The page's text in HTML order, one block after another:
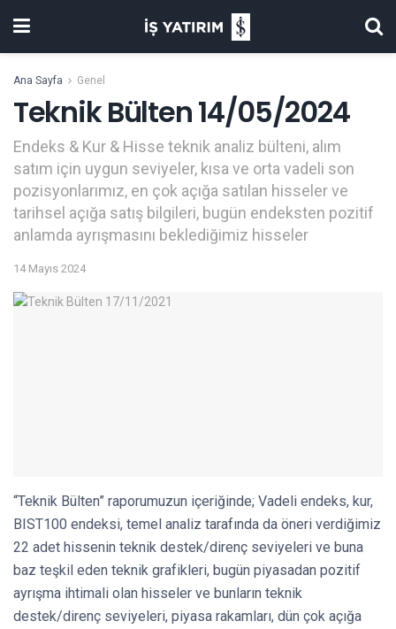
Ana Sayfa Genel
Teknik Bülten 14/05/2024
Endeks & Kur & Hisse teknik analiz bülteni, alım
satım için uygun seviyeler, kısa ve orta vadeli son
pozisyonlarımız, en çok açığa satılan hisseler ve
tarihsel açığa satış bilgileri, bugün endeksten pozitif
anlamda ayrışmasını beklediğimiz hisseler
14 Mayıs 2024
“Teknik Bülten” raporumuzun içeriğinde; Vadeli endeks, kur,
BIST100 endeksi, temel analiz tarafında da öneri verdiğimiz
22 adet hissenin teknik destek/direnç seviyeleri ve buna
baz teşkil eden teknik grafikleri, bugün piyasadan pozitif
ayrışma ihtimali olan hisseler ve bunların teknik
destek/direnç seviyeleri, piyasa rakamları, dün çok açığa